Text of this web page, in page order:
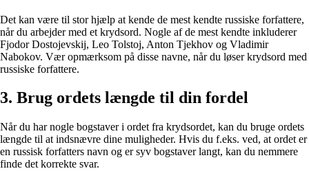
Det kan være til stor hjælp at kende de mest kendte russiske forfattere,
når du arbejder med et krydsord. Nogle af de mest kendte inkluderer
Fjodor Dostojevskij, Leo Tolstoj, Anton Tjekhov og Vladimir
Nabokov. Vær opmærksom på disse navne, når du løser krydsord med
russiske forfattere.
3. Brug ordets længde til din fordel
Når du har nogle bogstaver i ordet fra krydsordet, kan du bruge ordets
længde til at indsnævre dine muligheder. Hvis du f.eks. ved, at ordet er
en russisk forfatters navn og er syv bogstaver langt, kan du nemmere
finde det korrekte svar.